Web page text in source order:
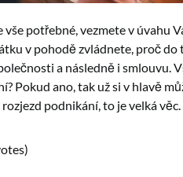
potřebné, vezmete v úvahu
v pohodě zvládnete, proč
a následně i smlouvu.
Pokud ano, tak už si v hlavě
podnikání, to je velká věc.